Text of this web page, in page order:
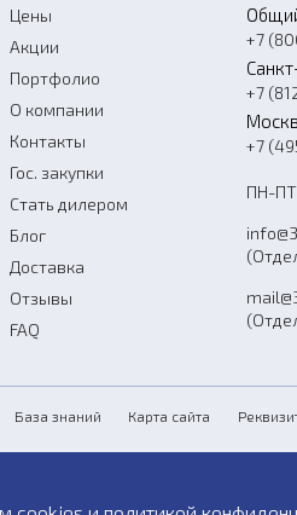
Цены
Акции
Портфолио
О компании
Контакты
Гос. закупки
Стать дилером
Блог
Доставка
Отзывы
FAQ
+7
+7
+7
ПН-
База знаний Карта сайта